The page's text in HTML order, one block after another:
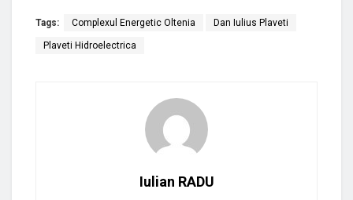
Tags: Complexul Energetic Oltenia Dan Iulius Plaveti
Plaveti Hidroelectrica
Iulian RADU